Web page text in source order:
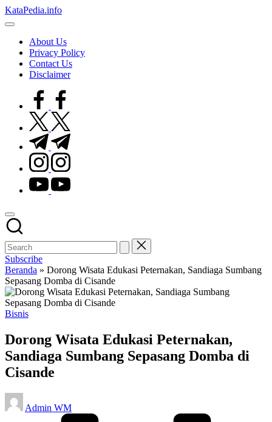
Skip
to
KataPedia.info
Berita
TerbaruAbout Us
Privacy Policy
Contact Us
Disclaimer
facebook.com
twitter.com
t.me
instagram.com
youtube.com
Subscribe
Beranda » Dorong Wisata Edukasi Peternakan, Sandiaga Sumbang
Sepasang Domba di Cisande
Posted
Bisnis
Dorong Wisata Edukasi Peternakan,
Sandiaga Sumbang Sepasang Domba di
Cisande
Posted
by
Admin WM